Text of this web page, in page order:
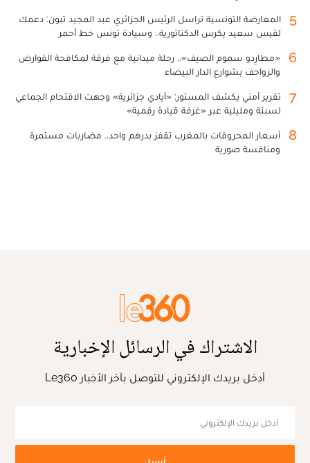
5
المعارضة التونسية تراسل الرئيس الجزائري عبد المجيد تبون: دعمك
لقيس سعيد يكرس الدكتاتورية.. وسيادة تونس خط أحمر
6
«مطارِدو سموم الصيف».. رحلة ميدانية مع فرقة لمكافحة القوارض
والزواحف بشوارع الدار البيضاء
7
تقرير أمني يكشف المستور: «أيادي جزائرية» وجهت الاقتحام الجماعي
لسبتة ومليلية عبر «غرفة قيادة رقمية»
8
أسعار المحروقات بالمغرب تقفز بدرهم واحد.. مضاربات مستمرة
ومنافسة صورية
الاشتراك في الرسائل الإخبارية
أدخل بريدك الإلكتروني للتوصل بآخر الأخبار Le360